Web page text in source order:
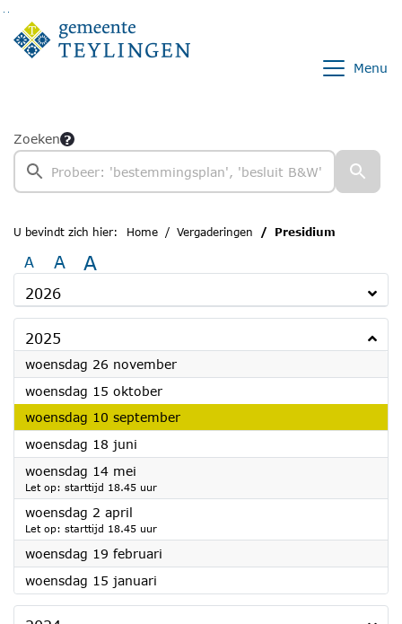
Ga naar de inhoud van deze pagina
Ga naar het zoeken
Ga naar het menu
Menu
Zoeken
U bevindt zich hier: Home Vergaderingen Presidium
A A A
2026
2025
woensdag 26 november2025
woensdag 15 oktober2025
woensdag 10 september2025
woensdag 18 juni
woensdag 14 mei
Let op: starttijd 18.45 uur
woensdag 2 april
Let op: starttijd 18.45 uur
woensdag 19 februari
woensdag 15 januari